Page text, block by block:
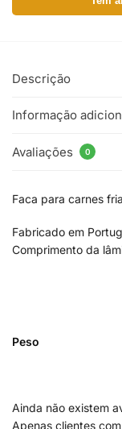
Descrição
Informação
Avaliações 0
Faca para carnes
Fabricado em
Comprimento da
Peso
Ainda não existem
Apenas clientes